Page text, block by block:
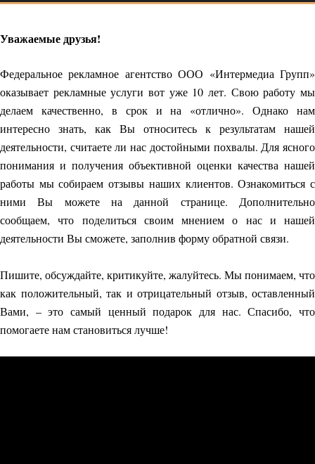
Уважаемые друзья!
Федеральное рекламное агентство ООО «Интермедиа Групп»
оказывает рекламные услуги вот уже 10 лет. Свою работу мы
делаем качественно, в срок и на «отлично». Однако нам
интересно знать, как Вы относитесь к результатам нашей
деятельности, считаете ли нас достойными похвалы. Для ясного
понимания и получения объективной оценки качества нашей
работы мы собираем отзывы наших клиентов. Ознакомиться с
ними Вы можете на данной странице. Дополнительно
сообщаем, что поделиться своим мнением о нас и нашей
деятельности Вы сможете, заполнив форму обратной связи.
Пишите, обсуждайте, критикуйте, жалуйтесь. Мы понимаем, что
как положительный, так и отрицательный отзыв, оставленный
Вами, – это самый ценный подарок для нас. Спасибо, что
помогаете нам становиться лучше!